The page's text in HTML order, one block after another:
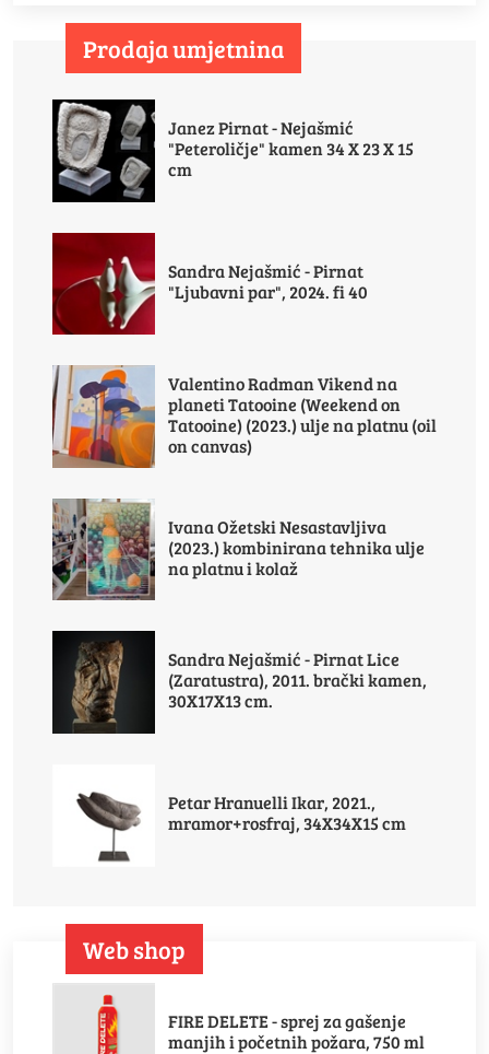
Prodaja umjetnina
Janez Pirnat - Nejašmić
"Peteroličje" kamen 34 X 23 X 15
cm
Sandra Nejašmić - Pirnat
"Ljubavni par", 2024. fi 40
Valentino Radman Vikend na
planeti Tatooine (Weekend on
Tatooine) (2023.) ulje na platnu (oil
on canvas)
Ivana Ožetski Nesastavljiva
(2023.) kombinirana tehnika ulje
na platnu i kolaž
Sandra Nejašmić - Pirnat Lice
(Zaratustra), 2011. brački kamen,
30X17X13 cm.
Petar Hranuelli Ikar, 2021.,
mramor+rosfraj, 34X34X15 cm
Web shop
FIRE DELETE - sprej za gašenje
manjih i početnih požara, 750 ml